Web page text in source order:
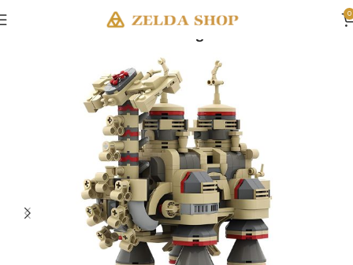
0